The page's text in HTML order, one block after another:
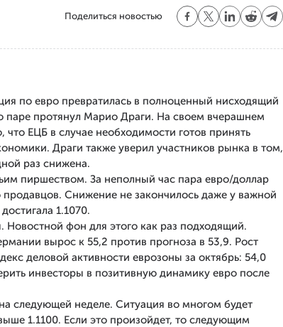
Поделиться новостью
по евро превратилась в полноценный нисходящий
протянул Марио Драги. На своем вчерашнем
что ЕЦБ в случае необходимости готов принять
Драги также уверил участников рынка в том,
раз снижена.
пиршеством. За неполный час пара евро/доллар
Снижение не закончилось даже у важной
1.1070.
Новостной фон для этого как раз подходящий.
вырос к 55,2 против прогноза в 53,9. Рост
деловой активности еврозоны за октябрь: 54,0
инвесторы в позитивную динамику евро после
следующей неделе. Ситуация во многом будет
1.1100. Если это произойдет, то следующим